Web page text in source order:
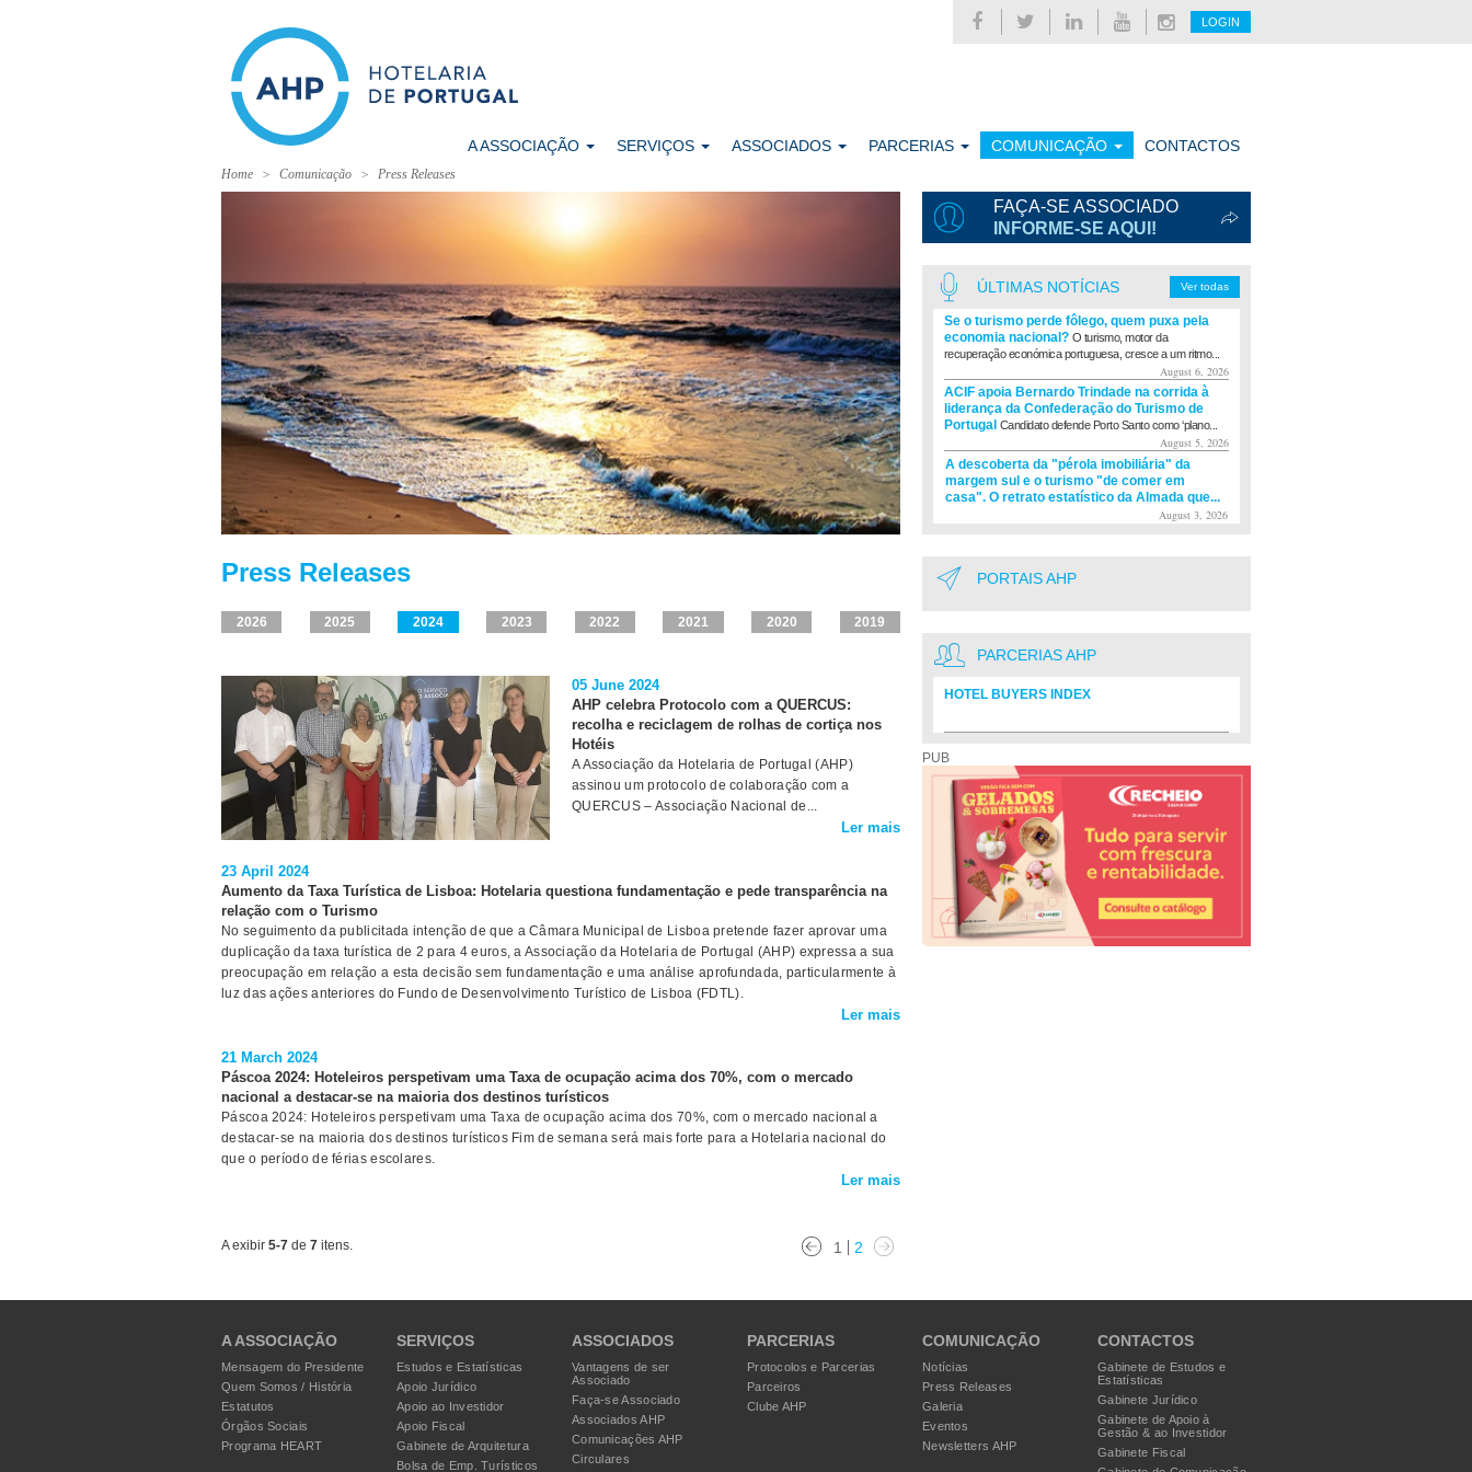
LOGIN
A ASSOCIAÇÃO SERVIÇOS ASSOCIADOS PARCERIAS COMUNICAÇÃO CONTACTOS
Home Comunicação Press Releases
Press Releases
2026 2025 2024 2023 2022 2021 2020 2019
05 June 2024
AHP celebra Protocolo com a QUERCUS:
recolha e reciclagem de rolhas de cortiça nos
Hotéis
A Associação da Hotelaria de Portugal (AHP)
assinou um protocolo de colaboração com a
QUERCUS – Associação Nacional de...
Ler mais
23 April 2024
Aumento da Taxa Turística de Lisboa: Hotelaria questiona fundamentação e pede transparência na
relação com o Turismo
No seguimento da publicitada intenção de que a Câmara Municipal de Lisboa pretende fazer aprovar uma
duplicação da taxa turística de 2 para 4 euros, a Associação da Hotelaria de Portugal (AHP) expressa a sua
preocupação em relação a esta decisão sem fundamentação e uma análise aprofundada, particularmente à
luz das ações anteriores do Fundo de Desenvolvimento Turístico de Lisboa (FDTL).
Ler mais
21 March 2024
Páscoa 2024: Hoteleiros perspetivam uma Taxa de ocupação acima dos 70%, com o mercado
nacional a destacar-se na maioria dos destinos turísticos
Páscoa 2024: Hoteleiros perspetivam uma Taxa de ocupação acima dos 70%, com o mercado nacional a
destacar-se na maioria dos destinos turísticos Fim de semana será mais forte para a Hotelaria nacional do
que o período de férias escolares.
Ler mais
A exibir 5-7 de 7 itens. 1 2
FAÇA-SE ASSOCIADO
INFORME-SE AQUI!
Ver todas
ÚLTIMAS NOTÍCIAS
Se o turismo perde fôlego, quem puxa pela
economia nacional? O turismo, motor da
recuperação económica portuguesa, cresce a um ritmo...
August 6, 2026
ACIF apoia Bernardo Trindade na corrida à
liderança da Confederação do Turismo de
Portugal Candidato defende Porto Santo como ‘plano...
August 5, 2026
A descoberta da "pérola imobiliária" da
margem sul e o turismo "de comer em
casa". O retrato estatístico da Almada que...
August 3, 2026
PORTAIS AHP
PARCERIAS AHP
HOTEL BUYERS INDEX
PUB
A ASSOCIAÇÃO
Mensagem do Presidente
Quem Somos / História
Estatutos
Órgãos Sociais
Programa HEART
SERVIÇOS
Estudos e Estatísticas
Apoio Jurídico
Apoio ao Investidor
Apoio Fiscal
Gabinete de Arquitetura
Bolsa de Emp. Turísticos
ASSOCIADOS
Vantagens de ser
Associado
Faça-se Associado
Associados AHP
Comunicações AHP
Circulares
PARCERIAS
Protocolos e Parcerias
Parceiros
Clube AHP
COMUNICAÇÃO
Notícias
Press Releases
Galeria
Eventos
Newsletters AHP
CONTACTOS
Gabinete de Estudos e
Estatísticas
Gabinete Jurídico
Gabinete de Apoio à
Gestão & ao Investidor
Gabinete Fiscal